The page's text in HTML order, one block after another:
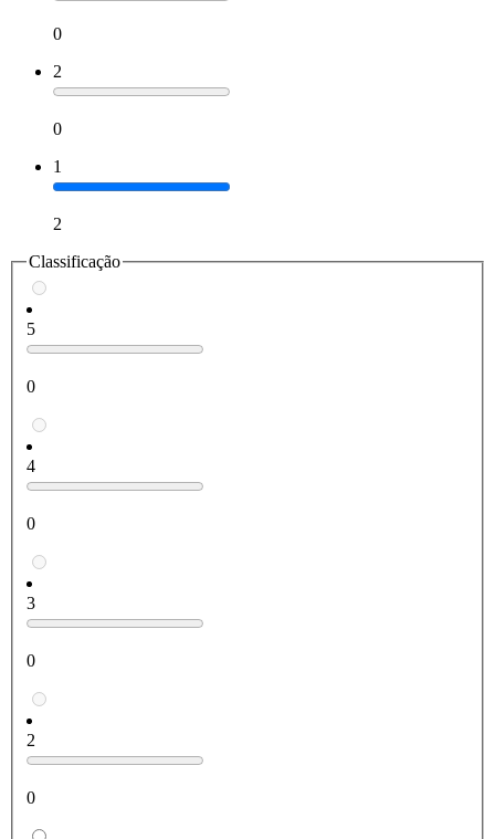
0
2
0
1
2
Classificação
5
0
4
0
3
0
2
0